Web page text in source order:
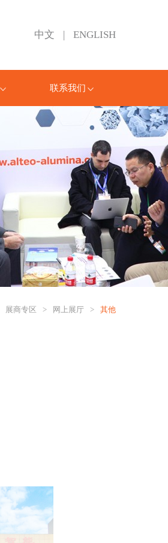
中文 | ENGLISH
联系我们
展商专区 > 网上展厅 > 其他